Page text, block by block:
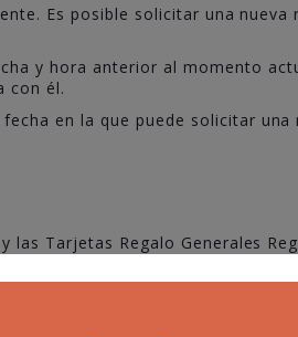
Es posible solicitar una nueva
y hora anterior al momento
con él.
en la que puede solicitar una
Tarjetas Regalo Generales
EXPERIENCIAS